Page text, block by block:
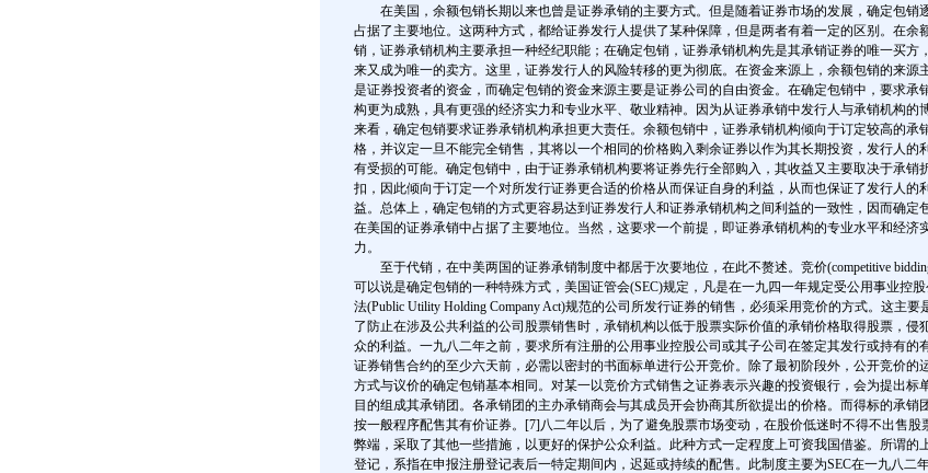
在美国，余额包销长期以来也曾是证券承销的主要方式。但是随着证券市场的发展，确定包销
占据了主要地位。这两种方式，都给证券发行人提供了某种保障，但是两者有着一定的区别。在余
销，证券承销机构主要承担一种经纪职能；在确定包销，证券承销机构先是其承销证券的唯一买方
来又成为唯一的卖方。这里，证券发行人的风险转移的更为彻底。在资金来源上，余额包销的来源
是证券投资者的资金，而确定包销的资金来源主要是证券公司的自由资金。在确定包销中，要求承
构更为成熟，具有更强的经济实力和专业水平、敬业精神。因为从证券承销中发行人与承销机构的
来看，确定包销要求证券承销机构承担更大责任。余额包销中，证券承销机构倾向于订定较高的承
格，并议定一旦不能完全销售，其将以一个相同的价格购入剩余证券以作为其长期投资，发行人的
有受损的可能。确定包销中，由于证券承销机构要将证券先行全部购入，其收益又主要取决于承销
扣，因此倾向于订定一个对所发行证券更合适的价格从而保证自身的利益，从而也保证了发行人的利
益。总体上，确定包销的方式更容易达到证券发行人和证券承销机构之间利益的一致性，因而确定
在美国的证券承销中占据了主要地位。当然，这要求一个前提，即证券承销机构的专业水平和经济
力。
至于代销，在中美两国的证券承销制度中都居于次要地位，在此不赘述。竞价(competitive
可以说是确定包销的一种特殊方式，美国证管会(SEC)规定，凡是在一九四一年规定受公用事业控股
法(Public Utility Holding Company Act)规范的公司所发行证券的销售，必须采用竞价的方式。这主要
了防止在涉及公共利益的公司股票销售时，承销机构以低于股票实际价值的承销价格取得股票，侵
众的利益。一九八二年之前，要求所有注册的公用事业控股公司或其子公司在签定其发行或持有的
证券销售合约的至少六天前，必需以密封的书面标单进行公开竞价。除了最初阶段外，公开竞价的
方式与议价的确定包销基本相同。对某一以竞价方式销售之证券表示兴趣的投资银行，会为提出标
目的组成其承销团。各承销团的主办承销商会与其成员开会协商其所欲提出的价格。而得标的承销
按一般程序配售其有价证券。[7]八二年以后，为了避免股票市场变动，在股价低迷时不得不出售股
弊端，采取了其他一些措施，以更好的保护公众利益。此种方式一定程度上可资我国借鉴。所谓的
登记，系指在申报注册登记表后一特定期间内，迟延或持续的配售。此制度主要为SEC在一九八二